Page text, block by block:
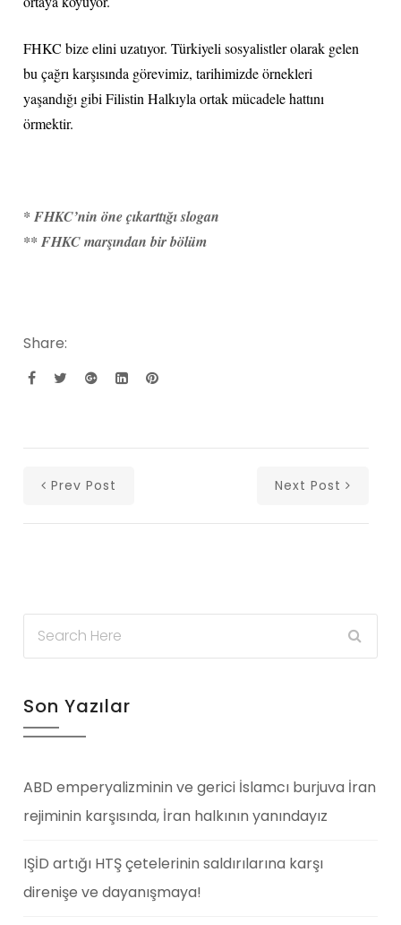
FHKC bize elini uzatıyor. Türkiyeli sosyalistler olarak gelen
bu çağrı karşısında görevimiz, tarihimizde örnekleri
yaşandığı gibi Filistin Halkıyla ortak mücadele hattını
örmektir.
* FHKC’nin öne çıkarttığı slogan
** FHKC marşından bir bölüm
Share:
Prev Post Next Post
Son Yazılar
ABD emperyalizminin ve gerici İslamcı burjuva İran
rejiminin karşısında, İran halkının yanındayız
IŞİD artığı HTŞ çetelerinin saldırılarına karşı
direnişe ve dayanışmaya!